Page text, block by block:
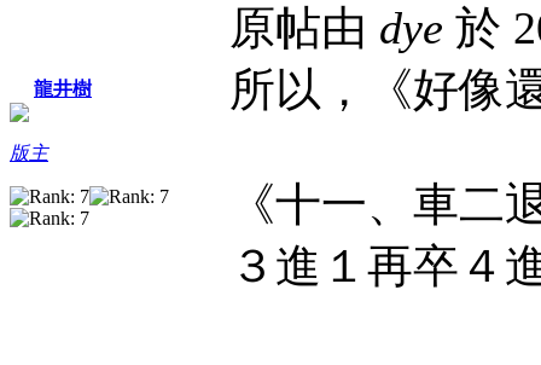
龍井樹
版主
原帖由 dye 於
所以，《好
《十一、車
３進１再卒４